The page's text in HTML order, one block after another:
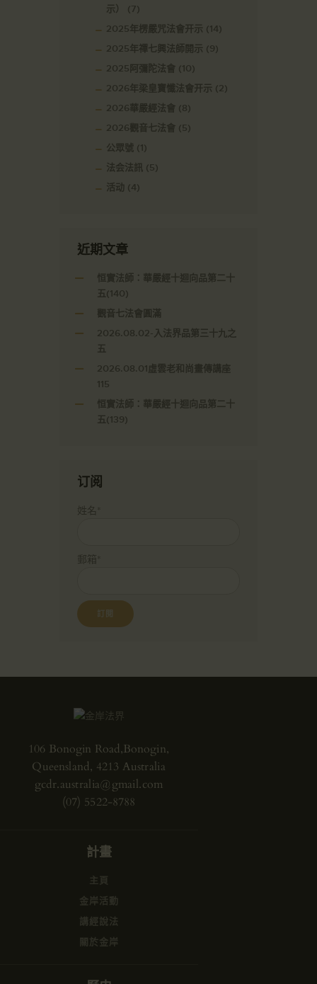
示）
(7)
2025年楞嚴咒法會开示 (14)
2025年禪七興法師開示 (9)
2025阿彌陀法會 (10)
2026年梁皇寶懺法會开示 (2)
2026華嚴經法會 (8)
2026觀音七法會 (5)
公眾號 (1)
法会法訊 (5)
活动 (4)
近期文章
恒實法師：華嚴經十迴向品第二十
五(140)
觀音七法會圓滿
2026.08.02-入法界品第三十九之
五
2026.08.01虛雲老和尚畫傳講座
115
恒實法師：華嚴經十迴向品第二十
五(139)
订阅
姓名*
郵箱*
106 Bonogin Road,Bonogin,
Queensland, 4213 Australia
gcdr.australia@gmail.com
(07) 5522-8788
計畫
主頁
金岸活動
講經說法
關於金岸